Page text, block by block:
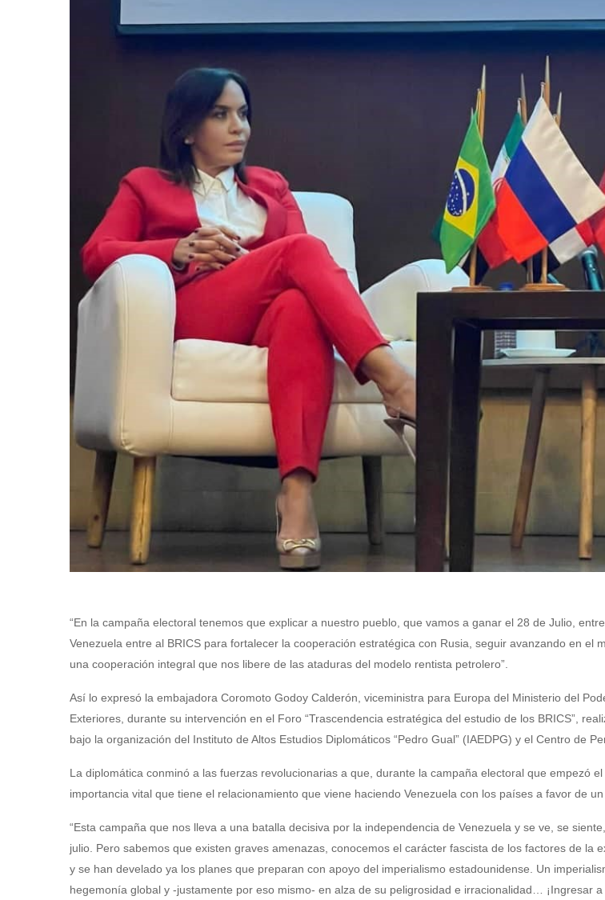
“En la campaña electoral tenemos que explicar a nuestro pueblo, que vamos a ganar el 28 de Julio,
Venezuela entre al BRICS para fortalecer la cooperación estratégica con Rusia, seguir avanzando en el
una cooperación integral que nos libere de las ataduras del modelo rentista petrolero”.
Así lo expresó la embajadora Coromoto Godoy Calderón, viceministra para Europa del Ministerio del
Exteriores, durante su intervención en el Foro “Trascendencia estratégica del estudio de los BRICS”,
bajo la organización del Instituto de Altos Estudios Diplomáticos “Pedro Gual” (IAEDPG) y el Centro de
La diplomática conminó a las fuerzas revolucionarias a que, durante la campaña electoral que empezó
importancia vital que tiene el relacionamiento que viene haciendo Venezuela con los países a favor de
“Esta campaña que nos lleva a una batalla decisiva por la independencia de Venezuela y se ve, se
julio. Pero sabemos que existen graves amenazas, conocemos el carácter fascista de los factores de la
y se han develado ya los planes que preparan con apoyo del imperialismo estadounidense. Un
hegemonía global y -justamente por eso mismo- en alza de su peligrosidad e irracionalidad… ¡Ingresar a